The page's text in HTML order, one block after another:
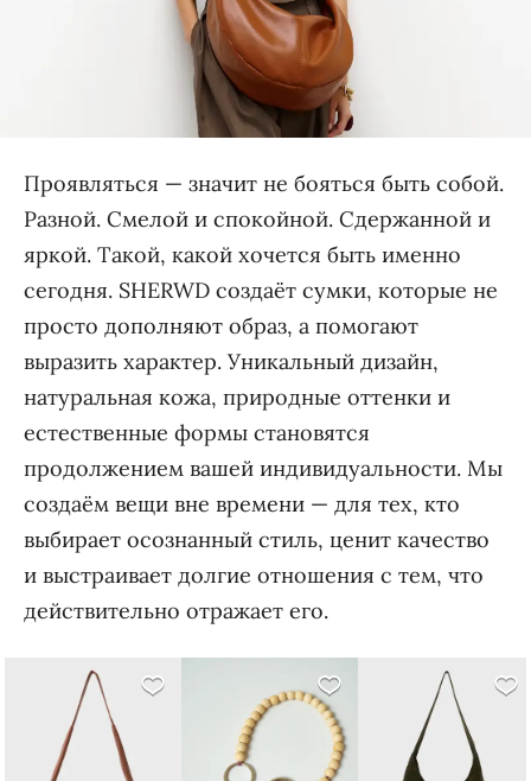
Проявляться — значит не бояться быть собой.
Разной. Смелой и спокойной. Сдержанной и
яркой. Такой, какой хочется быть именно
сегодня. SHERWD создаёт сумки, которые не
просто дополняют образ, а помогают
выразить характер. Уникальный дизайн,
натуральная кожа, природные оттенки и
естественные формы становятся
продолжением вашей индивидуальности. Мы
создаём вещи вне времени — для тех, кто
выбирает осознанный стиль, ценит качество
и выстраивает долгие отношения с тем, что
действительно отражает его.